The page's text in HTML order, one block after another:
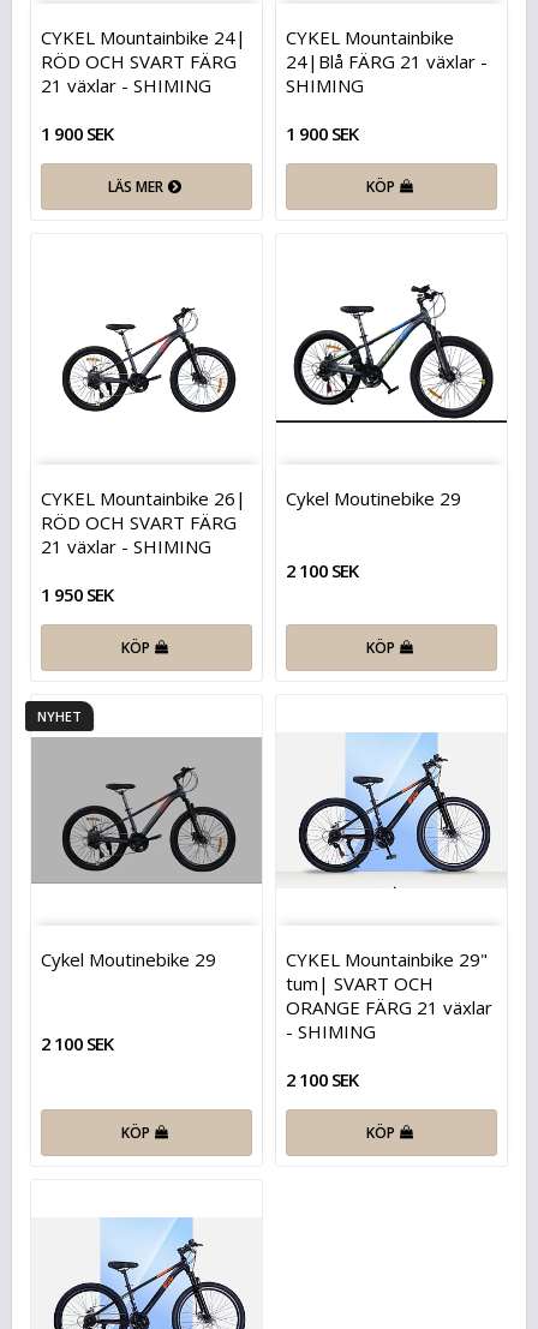
CYKEL Mountainbike 24|
RÖD OCH SVART FÄRG
21 växlar - SHIMING
1 900 SEK
LÄS MER
CYKEL Mountainbike
24|Blå FÄRG 21 växlar -
SHIMING
1 900 SEK
KÖP
CYKEL Mountainbike 26|
RÖD OCH SVART FÄRG
21 växlar - SHIMING
1 950 SEK
KÖP
Cykel Moutinebike 29
2 100 SEK
KÖP
NYHET
Cykel Moutinebike 29
2 100 SEK
KÖP
CYKEL Mountainbike 29"
tum| SVART OCH
ORANGE FÄRG 21 växlar
- SHIMING
2 100 SEK
KÖP